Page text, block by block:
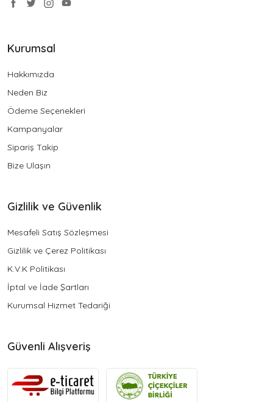
Kurumsal
Hakkımızda
Neden Biz
Ödeme Seçenekleri
Kampanyalar
Sipariş Takip
Bize Ulaşın
Gizlilik ve Güvenlik
Mesafeli Satış Sözleşmesi
Gizlilik ve Çerez Politikası
K.V.K Politikası
İptal ve İade Şartları
Kurumsal Hizmet Tedariği
Güvenli Alışveriş